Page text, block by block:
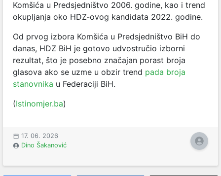
Komšića u Predsjedništvo 2006. godine, kao i trend
okupljanja oko HDZ-ovog kandidata 2022. godine.
Od prvog izbora Komšića u Predsjedništvo BiH do
danas, HDZ BiH je gotovo udvostručio izborni
rezultat, što je posebno značajan porast broja
glasova ako se uzme u obzir trend pada broja
stanovnika u Federaciji BiH.
(Istinomjer.ba)
17. 06. 2026
Dino Šakanović